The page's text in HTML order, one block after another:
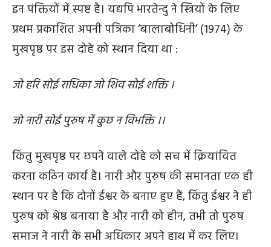
इन पंक्तियों में स्पष्ट है। यद्यपि भारतेन्दु ने स्त्रियों के लिए
प्रथम प्रकाशित अपनी पत्रिका ‘बालाबोधिनी’ (1974) के
मुखपृष्ठ पर इस दोहे को स्थान दिया था :
जो हरि सोई राधिका जो शिव सोई शक्ति ।
जो नारी सोई पुरुष में कुछ न विभक्ति ।।
किंतु मुखपृष्ठ पर छपने वाले दोहे को सच में क्रियांवित
करना कठिन कार्य है। नारी और पुरुष की समानता एक ही
स्थान पर है कि दोनों ईश्वर के बनाए हुए हैं, किंतु ईश्वर ने ही
पुरुष को श्रेष्ठ बनाया है और नारी को हीन, तभी तो पुरुष
समाज ने नारी के सभी अधिकार अपने हाथ में कर लिए।